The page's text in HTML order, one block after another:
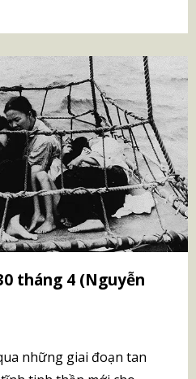
tháng 4 (Nguyễn
những giai đoạn tan